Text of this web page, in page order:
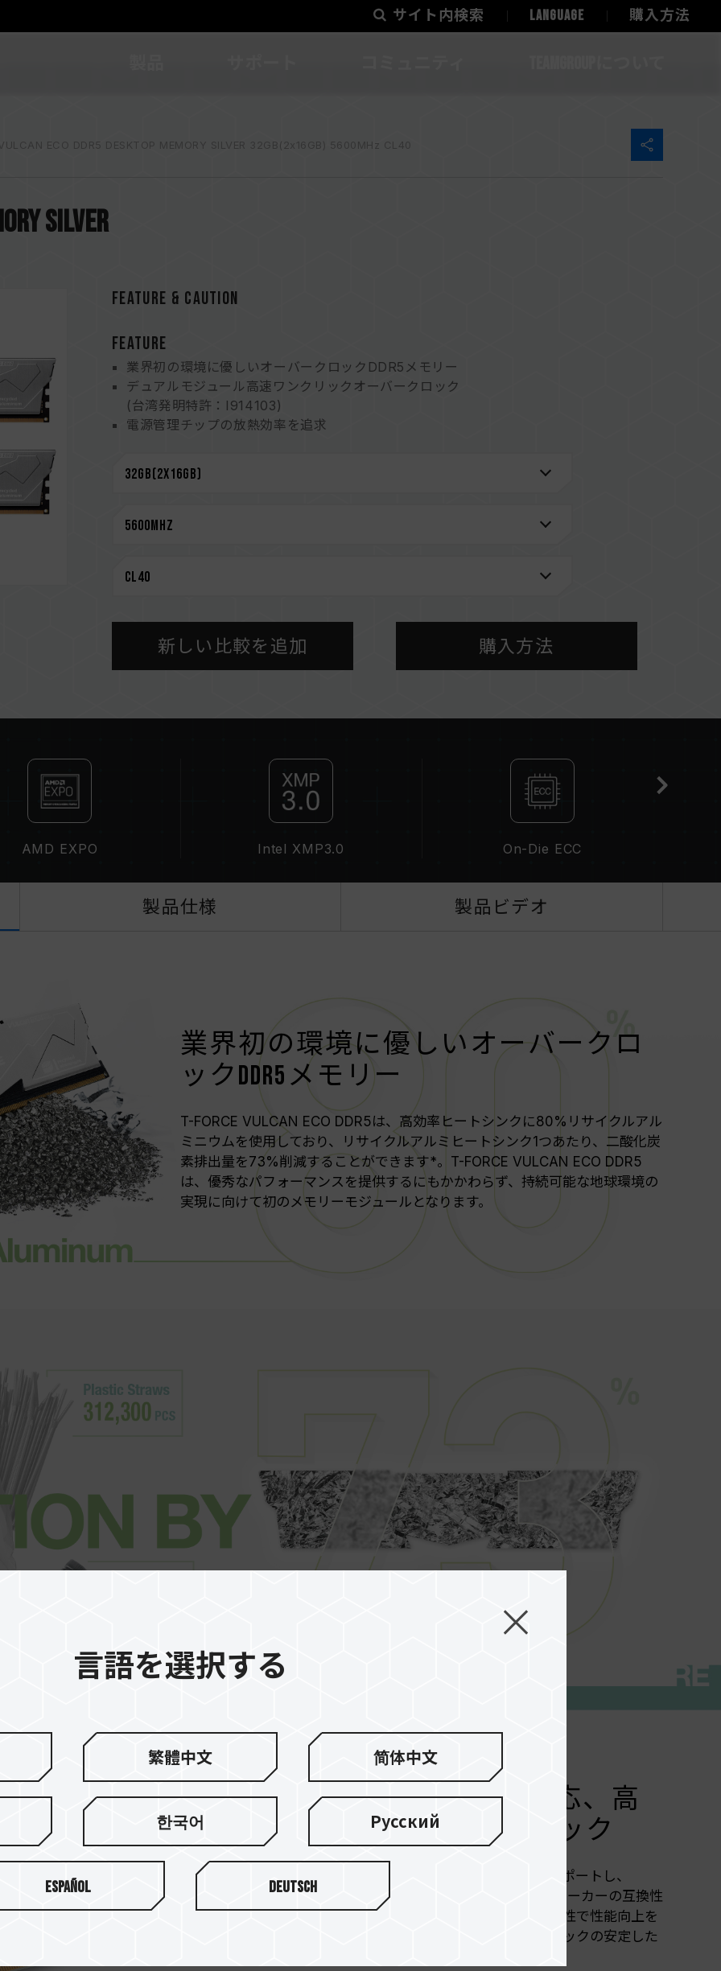
サイト内検索 LANGUAGE 購入方法
ECO DDR5 DESKTOP MEMORY SILVER 32GB(2x16GB) 5600MHz CL40
SILVER
FEATURE & CAUTION
FEATURE
業界初の環境に優しいオーバークロックDDR5メモリー
デュアルモジュール高速ワンクリックオーバークロック
(台湾発明特許：I914103)
電源管理チップの放熱効率を追求
電源管理チップを搭載し、電源を安定し効率より向上させる
特許取得済みのIC分類検証技術により、適用性と耐久性を確保(台湾発明特許：
互換性のあるプラットフォームの詳細情報は、「
い。
メモリの最大動作周波数は、システムのBIOS設定、マザーボード、およびCPUの互換性
ステムが不安定になったり、起動に失敗したりする可能性があります。
ーボードのBIOSバージョンは、メモリの動作周波数に影響を与える可能性があります。
XMP 3.0（Intel）またはEXPO（AMD）を有効にしない場合、メモリはSPDのデフォル
ト周波数（JEDEC標準）で動作し、例えばDDR5-4800（またはそれ以下）となりま
す。これは正常な動作であり、製品の欠陥ではありません。
周波数に達しない可能性があります。最大動作周波数は、システム設定性によって決まり
オーバークロック（XMP 3.0 / EXPOを有効化）はJEDEC標準に準拠しておらず、シス
テムの安定性に影響を及ぼす可能性があります。オーバークロックによる不安定性が発生
EXPO）をサポートしているかをご確認ください。対応していない場合、メモリは指定の
オーバークロック周波数に達しない可能性があります。
TEAMGROUPのメモリモジュールは標準電圧範囲内でテストされています。マザーボー
ドやプロセッサの故障が発生した場合は、それぞれの製造元のアフターサービスにお問い
合わせください。
新しい比較を追加 購入方法
AMD EXPO Intel XMP3.0 On-Die ECC
製品仕様 製品ビデオ
業界初の環境に優しいオーバークロ
ックDDR5メモリー
T-FORCE VULCAN ECO DDR5は、高効率ヒートシンクに80%リサイクルアル
ミニウムを使用しており、リサイクルアルミヒートシンク1つあたり、二酸化炭
素排出量を73%削減することができます*。T-FORCE VULCAN ECO DDR5
は、優秀なパフォーマンスを提供するにもかかわらず、持続可能な地球環境の
実現に向けて初のメモリーモジュールとなります。
Intel XMP3.0とAMD EXPO双方に対応、高
速ワンクリックオーバークロック
最新のINTEL XMP3.0とAMD EXPOオーバークロック技術をサポートし、
ASRock、ASUS、BIOSTAR、GIGABYTE、MSIマザーボードメーカーの互換性
及び安定性テストに合格しているため、メモリーは優れた互換性で性能向上を
実現し、クロスプラットフォームでワンクリックオーバークロックの安定した
言語を選択する
繁體中文 简体中文
한국어 Русский
Español Deutsch